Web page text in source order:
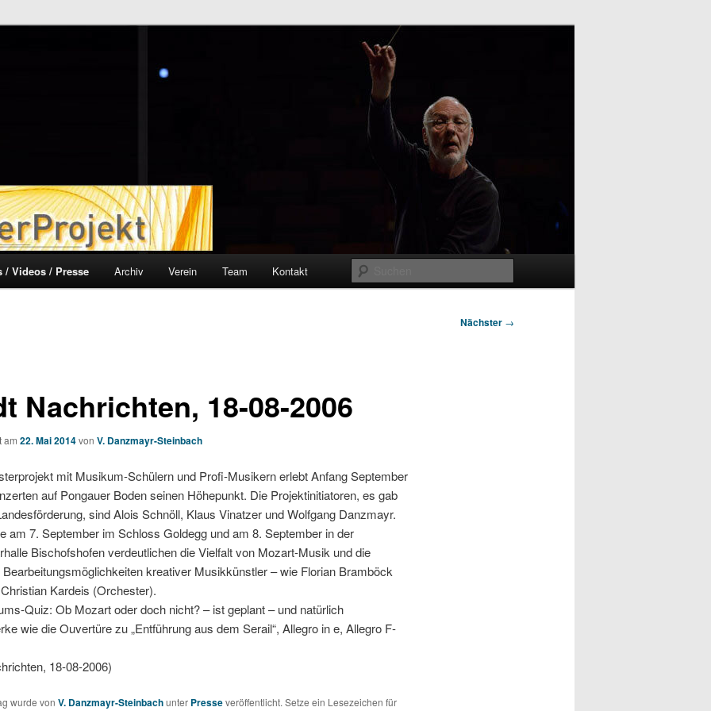
/ Videos / Presse Archiv Verein Team Kontakt
Nächster →
Nachrichten, 18-08-2006
am 22. Mai 2014von V. Danzmayr-Steinbach
mit Musikum-Schülern und Profi-Musikern erlebt Anfang September
auf Pongauer Boden seinen Höhepunkt. Die Projektinitiatoren, es gab
sind Alois Schnöll, Klaus Vinatzer und Wolfgang Danzmayr.
am 7. September im Schloss Goldegg und am 8. September in der
Bischofshofen verdeutlichen die Vielfalt von Mozart-Musik und die
Bearbeitungsmöglichkeiten kreativer Musikkünstler – wie Florian Bramböck
Kardeis (Orchester).
Quiz: Ob Mozart oder doch nicht? – ist geplant – und natürlich
wie die Ouvertüre zu „Entführung aus dem Serail“, Allegro in e, Allegro F-
18-08-2006)
wurde von V. Danzmayr-Steinbachunter Presseveröffentlicht. Setze ein Lesezeichen für